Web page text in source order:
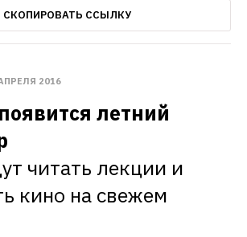
СКОПИРОВАТЬ ССЫЛКУ
2016
летний
читать лекции и
кино на свежем